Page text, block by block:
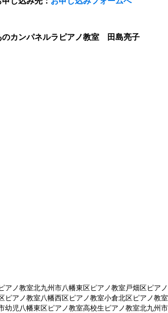
のカンパネルラピアノ教室　田島亮子
アノ教室北九州市八幡東区ピアノ教室 戸畑区ピア
ピアノ教室八幡西区ピアノ教室小倉北区ピアノ教室
幼児八幡東区ピアノ教室高校生ピアノ教室北九州市